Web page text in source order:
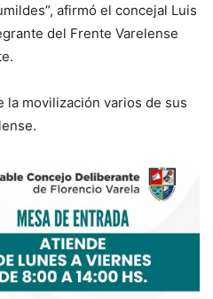
afirmó el concejal Luis
del Frente Varelense
la movilización varios de sus